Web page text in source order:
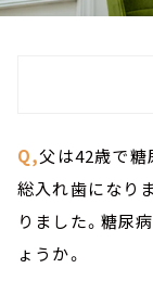
Q,父は42歳で糖
総入れ歯になり
りました。糖尿
ょうか。